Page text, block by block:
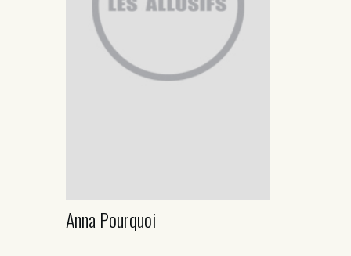
Anna Pourquoi